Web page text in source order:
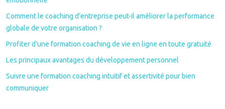
Comment le coaching d’entreprise peut-il améliorer la performance
globale de votre organisation ?
Profiter d’une formation coaching de vie en ligne en toute gratuité
Les principaux avantages du développement personnel
Suivre une formation coaching intuitif et assertivité pour bien
communiquer